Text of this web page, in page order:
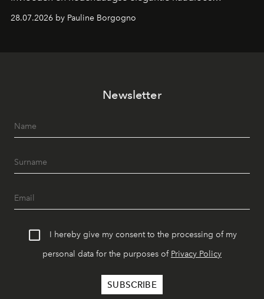
samenkomen.
28.07.2026 by Pauline Borgogno
Newsletter
I hereby give my consent to the processing of my
personal data for the purposes of Privacy Policy